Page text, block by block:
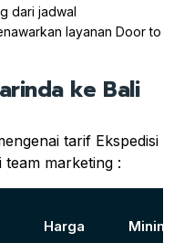
dari jadwal
layanan Door to
ke Bali
tarif Ekspedisi
team marketing :
Harga